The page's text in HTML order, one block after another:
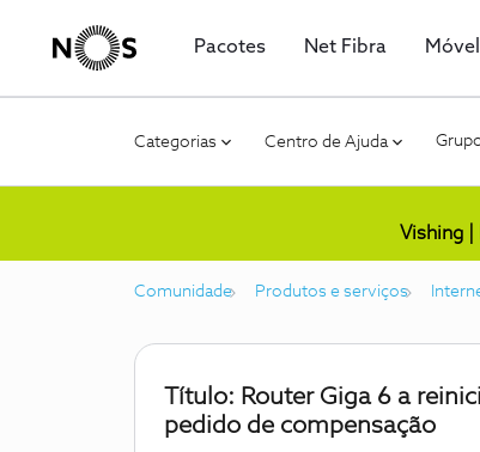
Pacotes Net Fibra
Categorias Centro de Ajuda
Vishing |
Comunidade Produtos e serviços
Título: Router Giga 6 a
pedido de compensação